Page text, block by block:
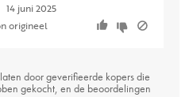
14 juni 2025
origineel
door geverifieerde kopers die
gekocht, en de beoordelingen